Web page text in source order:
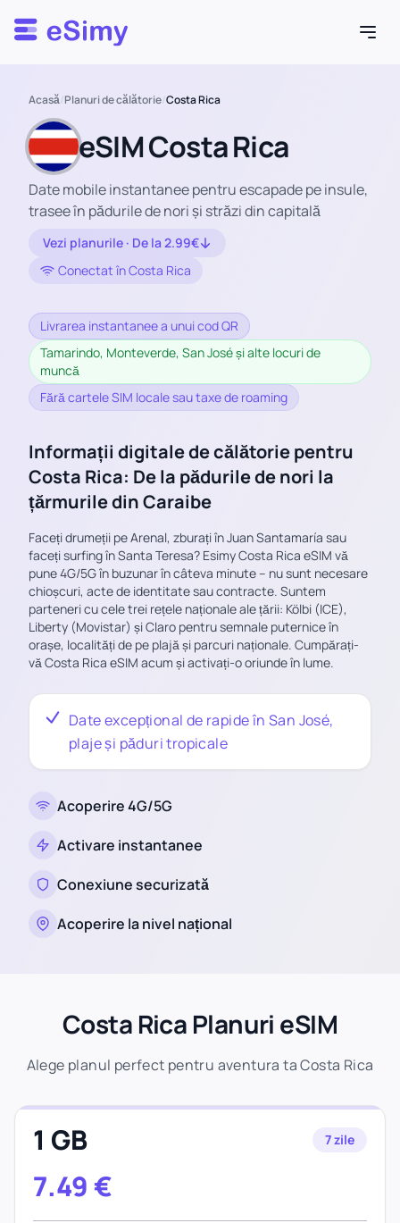
Esimy
Acasă/Planuri de călătorie/Costa Rica
eSIM Costa Rica
Date mobile instantanee pentru escapade pe insule,
trasee în pădurile de nori și străzi din capitală
Vezi planurile · De la 2.99€
Conectat în Costa Rica
Livrarea instantanee a unui cod QR
Tamarindo, Monteverde, San José și alte locuri de
muncă
Fără cartele SIM locale sau taxe de roaming
Informații digitale de călătorie pentru
Costa Rica: De la pădurile de nori la
țărmurile din Caraibe
Faceți drumeții pe Arenal, zburați în Juan Santamaría sau
faceți surfing în Santa Teresa? Esimy Costa Rica eSIM vă
pune 4G/5G în buzunar în câteva minute – nu sunt necesare
chioșcuri, acte de identitate sau contracte. Suntem
parteneri cu cele trei rețele naționale ale țării: Kölbi (ICE),
Liberty (Movistar) și Claro pentru semnale puternice în
orașe, localități de pe plajă și parcuri naționale. Cumpărați-
vă Costa Rica eSIM acum și activați-o oriunde în lume.
Date excepțional de rapide în San José,
plaje și păduri tropicale
Acoperire 4G/5G
Activare instantanee
Conexiune securizată
Acoperire la nivel național
Costa Rica Planuri eSIM
Alege planul perfect pentru aventura ta Costa Rica
1 GB 7 zile
7.49 €